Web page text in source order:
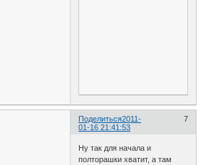
Поделиться 7
2011-
01-16 21:41:53
Ну так для начала и
полторашки хватит, а там